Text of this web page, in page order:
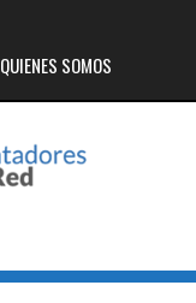
QUIENES SOMOS